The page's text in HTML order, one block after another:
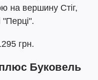
на вершину Стіг,
грн.
Буковель